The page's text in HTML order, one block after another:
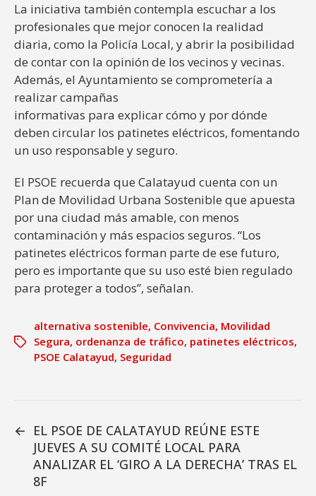
La iniciativa también contempla escuchar a los
profesionales que mejor conocen la realidad
diaria, como la Policía Local, y abrir la posibilidad
de contar con la opinión de los vecinos y vecinas.
Además, el Ayuntamiento se comprometería a
realizar campañas
informativas para explicar cómo y por dónde
deben circular los patinetes eléctricos, fomentando
un uso responsable y seguro.
El PSOE recuerda que Calatayud cuenta con un
Plan de Movilidad Urbana Sostenible que apuesta
por una ciudad más amable, con menos
contaminación y más espacios seguros. “Los
patinetes eléctricos forman parte de ese futuro,
pero es importante que su uso esté bien regulado
para proteger a todos”, señalan.
alternativa sostenible, Convivencia, Movilidad
Segura, ordenanza de tráfico, patinetes eléctricos,
PSOE Calatayud, Seguridad
← EL PSOE DE CALATAYUD REÚNE ESTE
JUEVES A SU COMITÉ LOCAL PARA
ANALIZAR EL ‘GIRO A LA DERECHA’ TRAS EL
8F